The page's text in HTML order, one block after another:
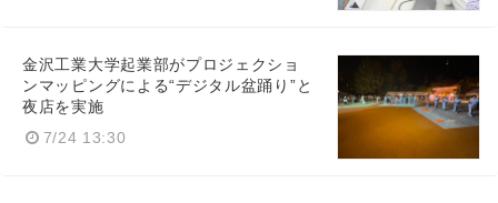
金沢工業大学起業部がプロジェクショ
ンマッピングによる“デジタル盆踊り”と
夜店を実施
7/24 13:30